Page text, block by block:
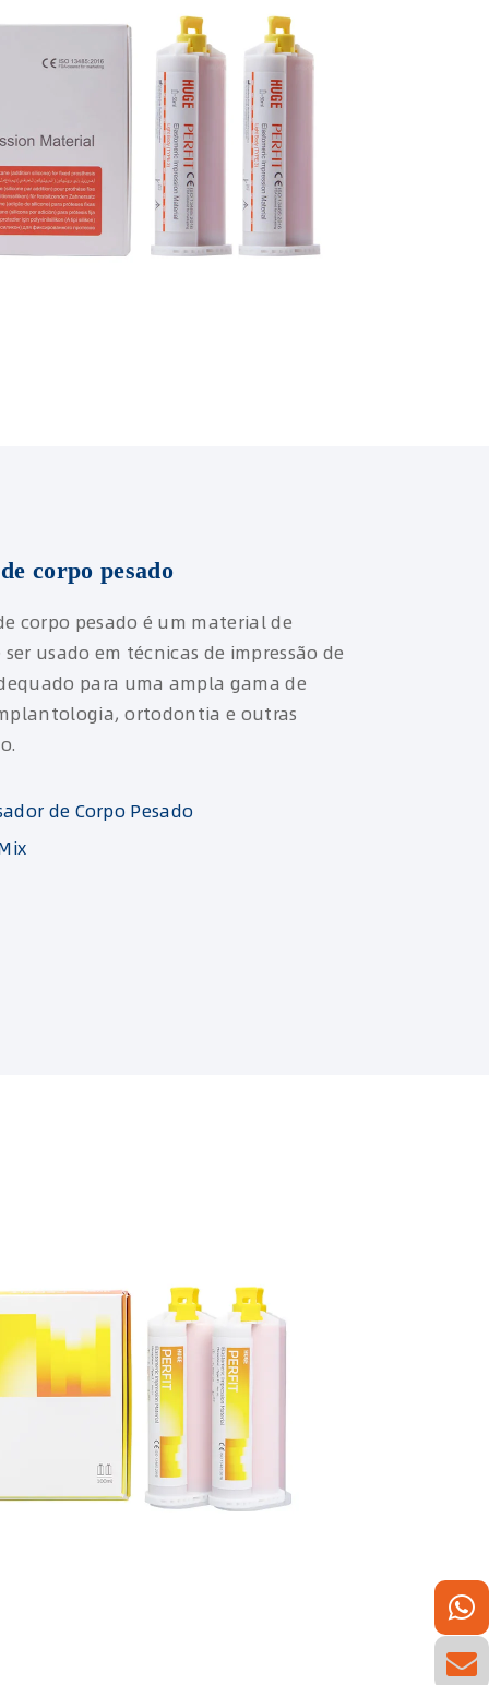
corpo pesado
corpo pesado é um material de
usado em técnicas de impressão de
para uma ampla gama de
ortodontia e outras
de Corpo Pesado